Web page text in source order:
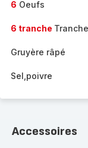
6 Oeufs
6 tranche
Gruyère râpé
Sel,poivre
Accessoires